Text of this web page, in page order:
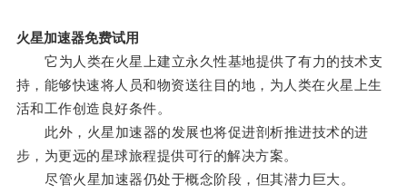
火星加速器免费试用
它为人类在火星上建立永久性基地提供了有力的技术支
持，能够快速将人员和物资送往目的地，为人类在火星上生
活和工作创造良好条件。
此外，火星加速器的发展也将促进剖析推进技术的进
步，为更远的星球旅程提供可行的解决方案。
尽管火星加速器仍处于概念阶段，但其潜力巨大。